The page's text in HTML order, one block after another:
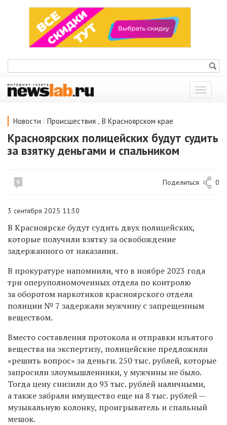
Показать
меню
Новости / Происшествия , В Красноярском крае
Красноярских полицейских будут судить
за взятку деньгами и спальником
6 Поделиться 0
3 сентября 2025 11:30
В Красноярске будут судить двух полицейских,
которые получили взятку за освобождение
задержанного от наказания.
В прокуратуре напомнили, что в ноябре 2023 года
три оперуполномоченных отдела по контролю
за оборотом наркотиков красноярского отдела
полиции № 7 задержали мужчину с запрещенным
веществом.
Вместо составления протокола и отправки изъятого
вещества на экспертизу, полицейские предложили
«решить вопрос» за деньги. 250 тыс. рублей, которые
запросили злоумышленники, у мужчины не было.
Тогда цену снизили до 93 тыс. рублей наличными,
а также забрали имущество еще на 8 тыс. рублей—
музыкальную колонку, проигрыватель и спальный
мешок.